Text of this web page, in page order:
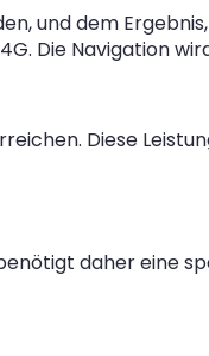
und dem
Die Navigation
Diese
daher eine